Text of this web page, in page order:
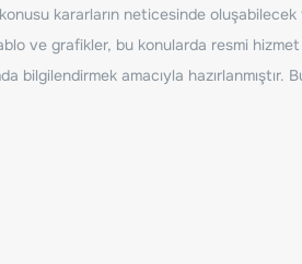
kararların neticesinde oluşabilecek
ve grafikler, bu konularda resmi
bilgilendirmek amacıyla